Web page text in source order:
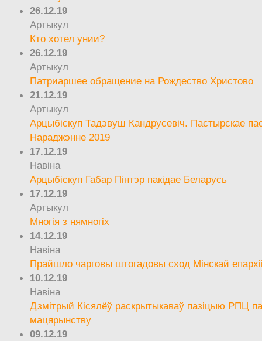
26.12.19
Артыкул
Кто хотел унии?
26.12.19
Артыкул
Патриаршее обращение на Рождество Христово
21.12.19
Артыкул
Арцыбіскуп Тадэвуш Кандрусевіч. Пастырскае
Нараджэнне 2019
17.12.19
Навіна
Арцыбіскуп Габар Пінтэр пакідае Беларусь
17.12.19
Артыкул
Многія з нямногіх
14.12.19
Навіна
Прайшло чарговы штогадовы сход Мінскай
10.12.19
Навіна
Дзмітрый Кісялёў раскрытыкаваў пазіцыю РПЦ
мацярынству
09.12.19